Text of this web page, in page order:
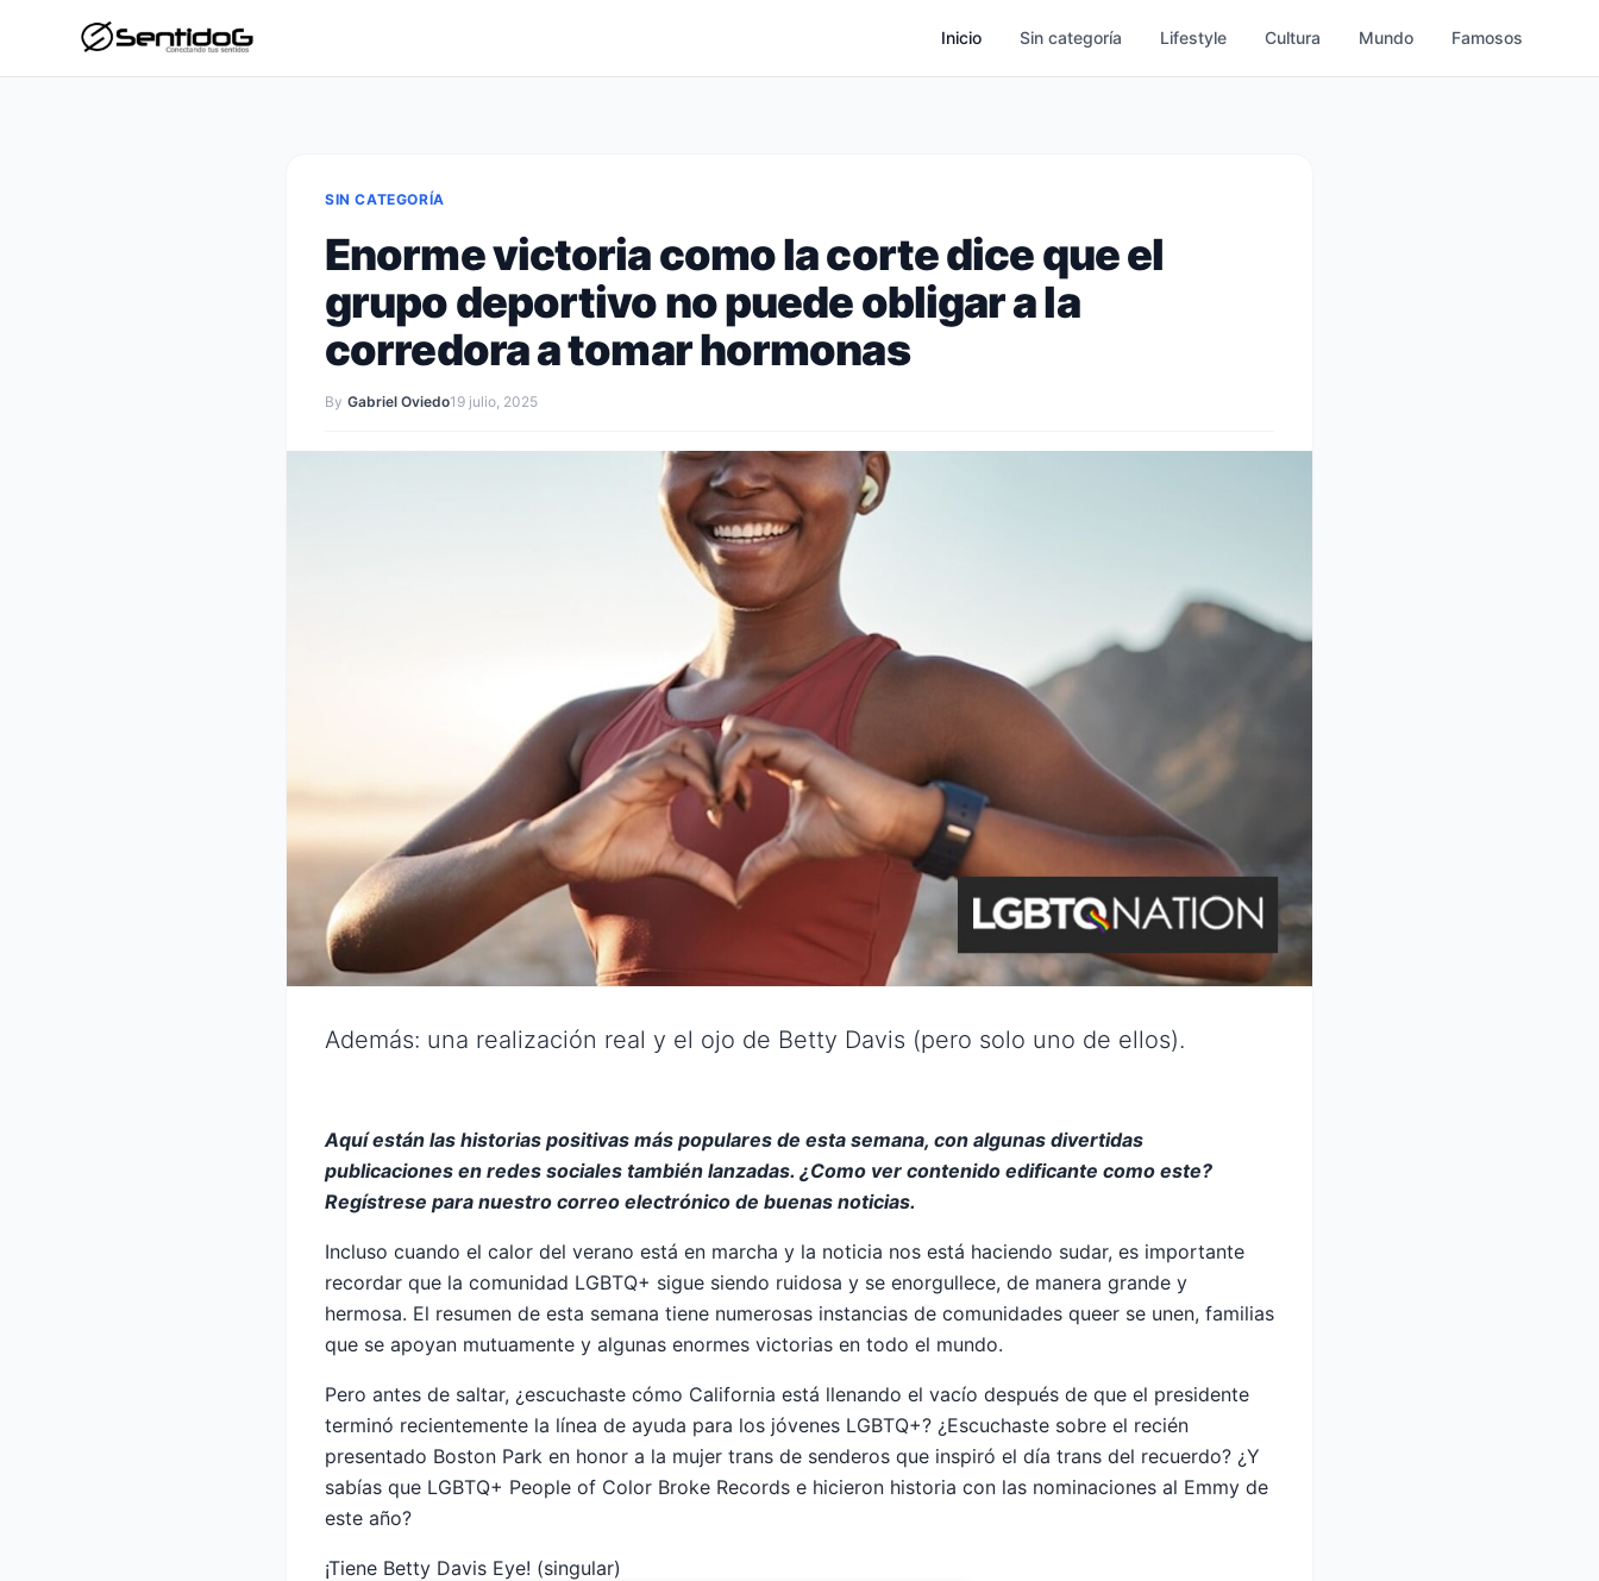
Inicio Sin categoría Lifestyle Cultura Mundo Famosos
SIN CATEGORÍA
Enorme victoria como la corte dice que el
grupo deportivo no puede obligar a la
corredora a tomar hormonas
By Gabriel Oviedo19 julio, 2025
Además: una realización real y el ojo de Betty Davis (pero solo uno de ellos).
Aquí están las historias positivas más populares de esta semana, con algunas divertidas
publicaciones en redes sociales también lanzadas. ¿Como ver contenido edificante como este?
Regístrese para nuestro correo electrónico de buenas noticias.
Incluso cuando el calor del verano está en marcha y la noticia nos está haciendo sudar, es importante
recordar que la comunidad LGBTQ+ sigue siendo ruidosa y se enorgullece, de manera grande y
hermosa. El resumen de esta semana tiene numerosas instancias de comunidades queer se unen, familias
que se apoyan mutuamente y algunas enormes victorias en todo el mundo.
Pero antes de saltar, ¿escuchaste cómo California está llenando el vacío después de que el presidente
terminó recientemente la línea de ayuda para los jóvenes LGBTQ+? ¿Escuchaste sobre el recién
presentado Boston Park en honor a la mujer trans de senderos que inspiró el día trans del recuerdo? ¿Y
sabías que LGBTQ+ People of Color Broke Records e hicieron historia con las nominaciones al Emmy de
este año?
¡Tiene Betty Davis Eye! (singular)